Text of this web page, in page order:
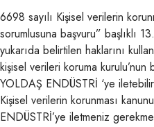
6698 sayılı Kişisel verilerin
sorumlusuna başvuru” başlıklı
yukarıda belirtilen haklarını
kişisel verileri koruma
YOLDAŞ ENDÜSTRİ ‘ye
Kişisel verilerin korunması
ENDÜSTRİ’ye iletmeniz